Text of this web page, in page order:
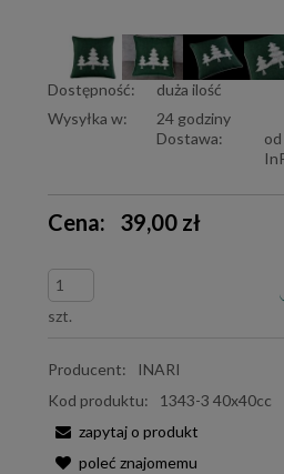
Dostępność:
duża ilość
Wysyłka w:
24 godziny
Dostawa:
od
Cena nie zawiera ewentualnych
Cena: 39,00 zł
szt.
Producent:
INARI
Kod produktu:
1343-3 40x40cc
zapytaj o produkt
poleć znajomemu